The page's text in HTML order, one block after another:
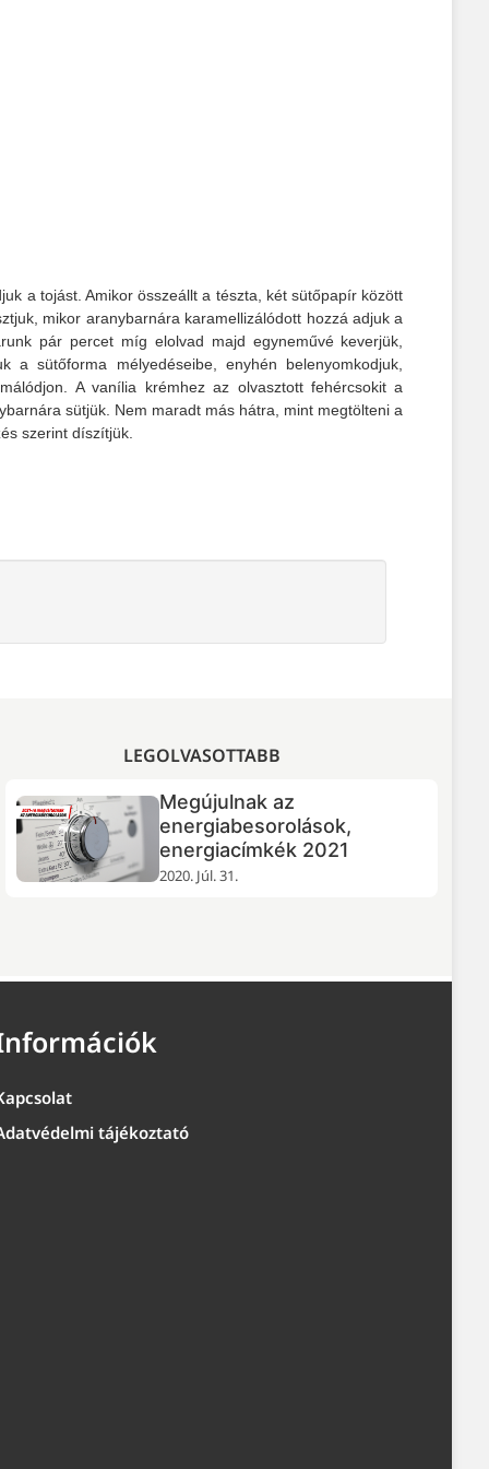
a tojást. Amikor összeállt a tészta, két sütőpapír között
mikor aranybarnára karamellizálódott hozzá adjuk a
pár percet míg elolvad majd egyneművé keverjük,
sütőforma mélyedéseibe, enyhén belenyomkodjuk,
A vanília krémhez az olvasztott fehércsokit a
sütjük. Nem maradt más hátra, mint megtölteni a
szerint díszítjük.
Samsung Galaxy S26
Ultra teszt: slimfit ajánlat
2026. Máj. 13.
LEGOLVASOTTABB
Megújulnak az
energiabesorolások,
energiacímkék 2021
2020. Júl. 31.
tájékoztató